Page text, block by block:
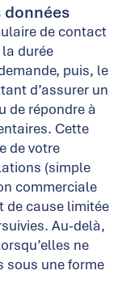
données
de contact
durée
puis, le
d’assurer un
de répondre à
Cette
de votre
(simple
commerciale
de cause limitée
Au-delà,
ne
sous une forme